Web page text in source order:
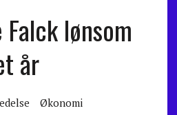
lønsom
år
Økonomi